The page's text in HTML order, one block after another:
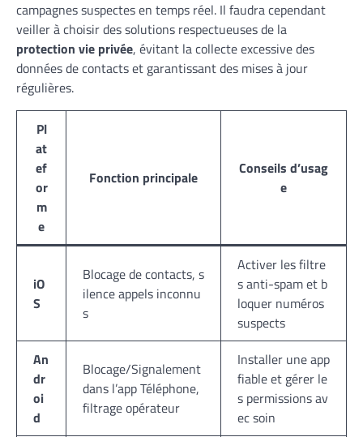
campagnes suspectes en temps réel. Il faudra cependant
veiller à choisir des solutions respectueuses de la
protection vie privée, évitant la collecte excessive des
données de contacts et garantissant des mises à jour
régulières.
Pl
at
ef
or
m
e
Fonction principale
Conseils d’usag
e
iO
S
Blocage de contacts, s
ilence appels inconnu
s
Activer les filtre
s anti-spam et b
loquer numéros
suspects
An
dr
oi
d
Blocage/Signalement
dans l’app Téléphone,
filtrage opérateur
Installer une app
fiable et gérer le
s permissions av
ec soin